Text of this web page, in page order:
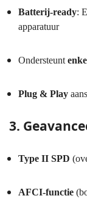
Batterij-ready:
apparatuur
Ondersteunt
Plug & Play
3.
Type II SPD
AFCI-functie